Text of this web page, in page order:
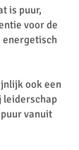
is puur,
voor de
energetisch
ook een
leiderschap
vanuit